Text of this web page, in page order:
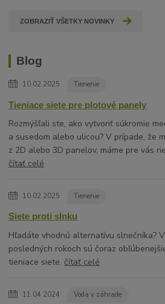
ZOBRAZIŤ VŠETKY NOVINKY
Blog
10.02.2025 Tienenie
Tieniace siete pre plotové panely
Rozmýšľali ste, ako vytvoriť súkromie
a susedom alebo ulicou? V prípade, že
z 2D alebo 3D panelov, máme pre vás
čítať celé
10.02.2025 Tienenie
Siete proti slnku
Hľadáte vhodnú alternatívu slnečníka? V
posledných rokoch sú čoraz
tieniace siete.čítať celé
11.04.2024 Voda v záhrade